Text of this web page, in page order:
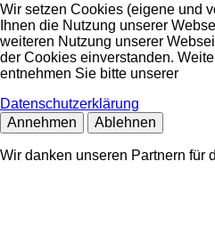
Wir setzen Cookies (eigene und
Ihnen die Nutzung unserer
weiteren Nutzung unserer
der Cookies einverstanden.
entnehmen Sie bitte unserer
Datenschutzerklärung
Annehmen
Ablehnen
Wir danken unseren Partnern für